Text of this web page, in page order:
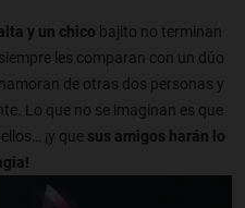
y un chico bajito no terminan
les comparan con un dúo
de otras dos personas y
Lo que no se imaginan es que
¡y que sus amigos harán lo